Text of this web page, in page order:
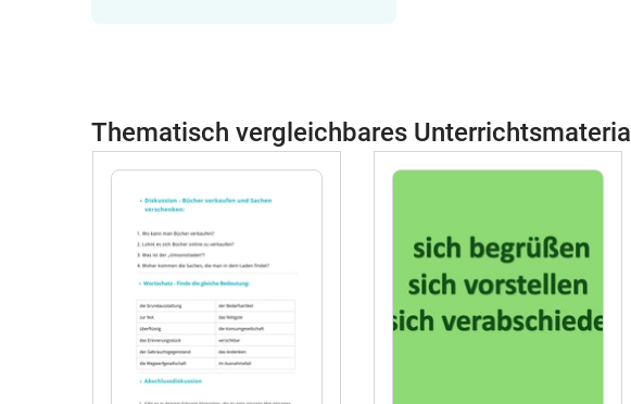
Thematisch vergleichbares Unterrichtsmaterial